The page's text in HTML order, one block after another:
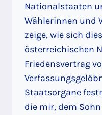
Nationalstaaten
Wählerinnen und
zeige, wie sich
österreichischen
Friedensvertrag
Staatsorgane
die mir, dem